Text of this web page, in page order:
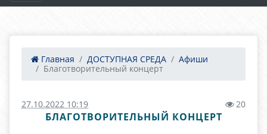
Главная ДОСТУПНАЯ СРЕДА
Афиши
Благотворительный концерт
27.10.2022 10:19 20
БЛАГОТВОРИТЕЛЬНЫЙ КОНЦЕРТ